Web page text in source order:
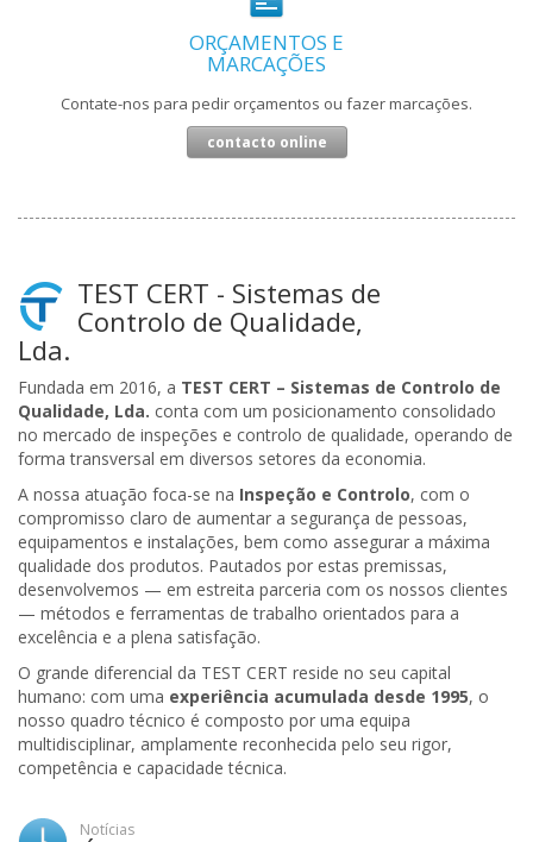
ORÇAMENTOS E
MARCAÇÕES
Contate-nos para pedir orçamentos ou fazer marcações.
contacto online
TEST CERT - Sistemas de
Controlo de Qualidade,
Lda.
Fundada em 2016, a TEST CERT – Sistemas de Controlo de
Qualidade, Lda. conta com um posicionamento consolidado
no mercado de inspeções e controlo de qualidade, operando de
forma transversal em diversos setores da economia.
A nossa atuação foca-se na Inspeção e Controlo, com o
compromisso claro de aumentar a segurança de pessoas,
equipamentos e instalações, bem como assegurar a máxima
qualidade dos produtos. Pautados por estas premissas,
desenvolvemos — em estreita parceria com os nossos clientes
— métodos e ferramentas de trabalho orientados para a
excelência e a plena satisfação.
O grande diferencial da TEST CERT reside no seu capital
humano: com uma experiência acumulada desde 1995, o
nosso quadro técnico é composto por uma equipa
multidisciplinar, amplamente reconhecida pelo seu rigor,
competência e capacidade técnica.
Notícias